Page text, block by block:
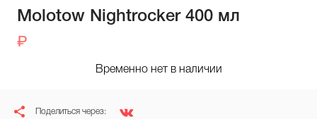
Molotow Nightrocker 400 мл
Временно нет в наличии
Поделиться через: